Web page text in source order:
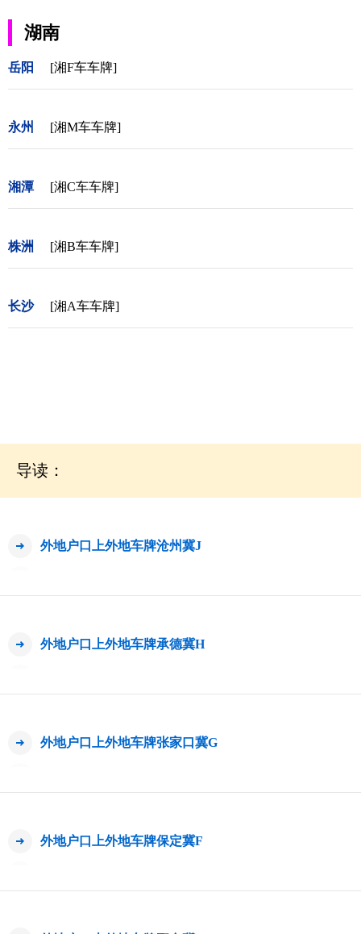
湖南
岳阳 [湘F车车牌]
永州 [湘M车车牌]
湘潭 [湘C车车牌]
株洲 [湘B车车牌]
长沙 [湘A车车牌]
导读：
外地户口上外地车牌沧州冀J
外地户口上外地车牌承德冀H
外地户口上外地车牌张家口冀G
外地户口上外地车牌保定冀F